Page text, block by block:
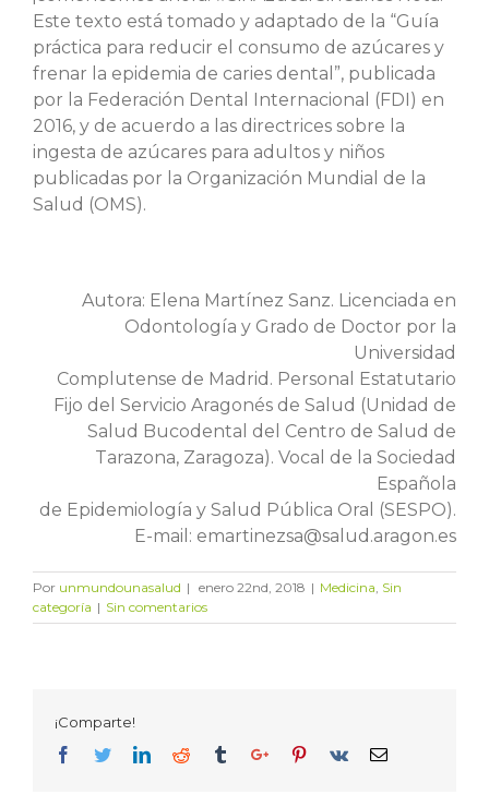
Este texto está tomado y adaptado de la “Guía
práctica para reducir el consumo de azúcares y
frenar la epidemia de caries dental”, publicada
por la Federación Dental Internacional (FDI) en
2016, y de acuerdo a las directrices sobre la
ingesta de azúcares para adultos y niños
publicadas por la Organización Mundial de la
Salud (OMS).
Autora: Elena Martínez Sanz. Licenciada en
Odontología y Grado de Doctor por la
Universidad
Complutense de Madrid. Personal Estatutario
Fijo del Servicio Aragonés de Salud (Unidad de
Salud Bucodental del Centro de Salud de
Tarazona, Zaragoza). Vocal de la Sociedad
Española
de Epidemiología y Salud Pública Oral (SESPO).
E-mail: emartinezsa@salud.aragon.es
Por unmundounasalud | enero 22nd, 2018 | Medicina, Sin
categoría | Sin comentarios
¡Comparte!
Facebook
TwitterLinkedinReddit TumblrGoogle+Pinterest
Vk Email